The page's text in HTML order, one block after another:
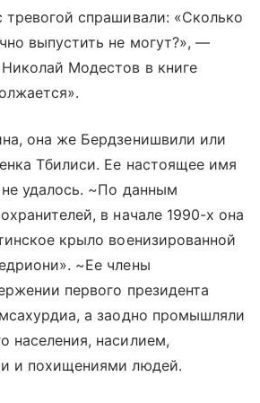
спрашивали: «Сколько
выпустить не могут?», —
Модестов в книге
она же Бердзенишвили или
Тбилиси. Ее настоящее имя
удалось. ~По данным
в начале 1990-х она
крыло военизированной
~Ее члены
первого президента
а заодно промышляли
населения, насилием,
и похищениями людей.